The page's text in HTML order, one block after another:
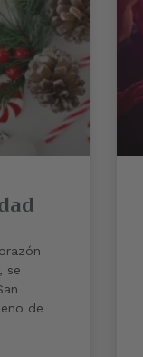
se
de